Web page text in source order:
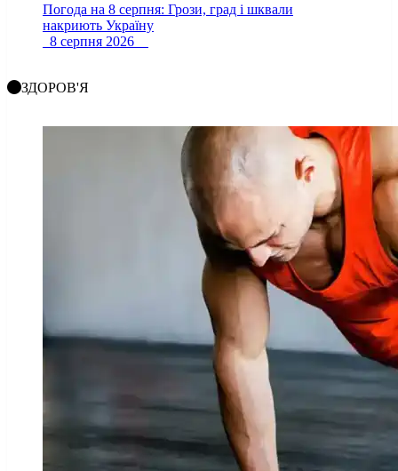
Погода на 8 серпня: Грози, град і шквали
накриють Україну
8 серпня 2026
ЗДОРОВ'Я